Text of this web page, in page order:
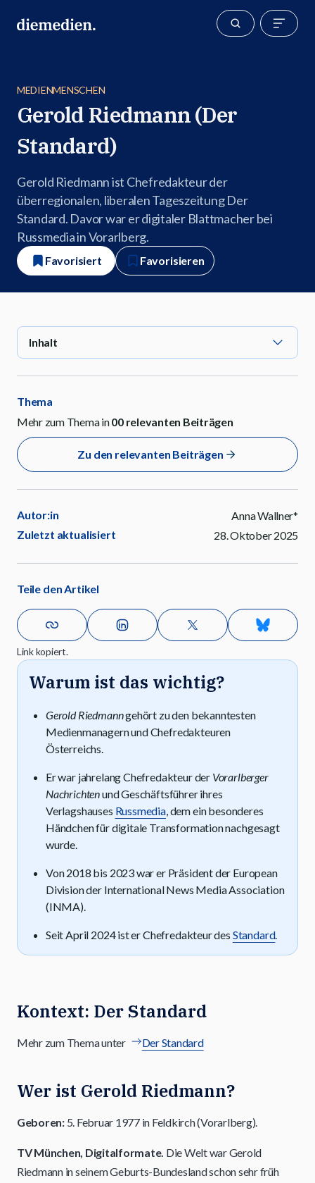
MEDIENMENSCHEN
Gerold Riedmann (Der
Standard)
Gerold Riedmann ist Chefredakteur der
überregionalen, liberalen Tageszeitung Der
Standard. Davor war er digitaler Blattmacher bei
Russmedia in Vorarlberg.
Favorisiert Favorisieren
Inhalt
Thema
Mehr zum Thema in00 relevanten Beiträgen
Zu den relevanten Beiträgen
Autor:in
Anna Wallner*
Zuletzt aktualisiert
28. Oktober 2025
Teile den Artikel
Link kopiert.
Warum ist das wichtig?
Gerold Riedmanngehört zu den bekanntesten
Medienmanagern und Chefredakteuren
Österreichs.
Er war jahrelang Chefredakteur der Vorarlberger
Nachrichtenund Geschäftsführer ihres
Verlagshauses Russmedia, dem ein besonderes
Händchen für digitale Transformation nachgesagt
wurde.
Von 2018 bis 2023 war er Präsident der European
Division der International News Media Association
(INMA).
Seit April 2024 ist er Chefredakteur des Standard.
Kontext: Der Standard
Mehr zum Thema unter Der Standard
Wer ist Gerold Riedmann?
Geboren:5. Februar 1977 in Feldkirch (Vorarlberg).
TV München, Digitalformate. Die Welt war Gerold
Riedmann in seinem Geburts-Bundesland schon sehr früh